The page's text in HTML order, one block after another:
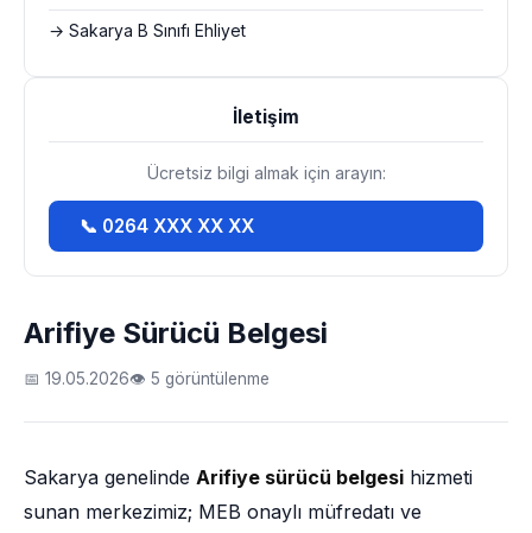
Arifiye Sürücü Belgesi
📅 19.05.2026👁 5 görüntülenme
Sakarya genelinde Arifiye sürücü belgesi hizmeti
sunan merkezimiz; MEB onaylı müfredatı ve
→ Sakarya B Sınıfı Ehliyet
İletişim
Ücretsiz bilgi almak için arayın:
📞 0264 XXX XX XX